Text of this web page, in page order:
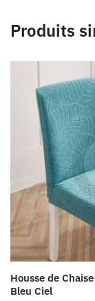
Produits
Housse de
Bleu Ciel